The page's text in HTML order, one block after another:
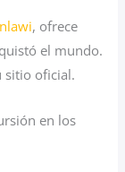
, ofrece
el mundo.
sitio oficial.
en los